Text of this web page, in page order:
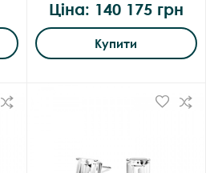
Ціна: 140 175 грн
Купити